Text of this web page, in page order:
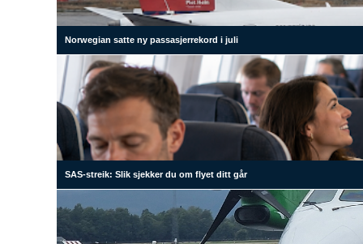
Norwegian satte ny passasjerrekord i juli
SAS-streik: Slik sjekker du om flyet ditt går